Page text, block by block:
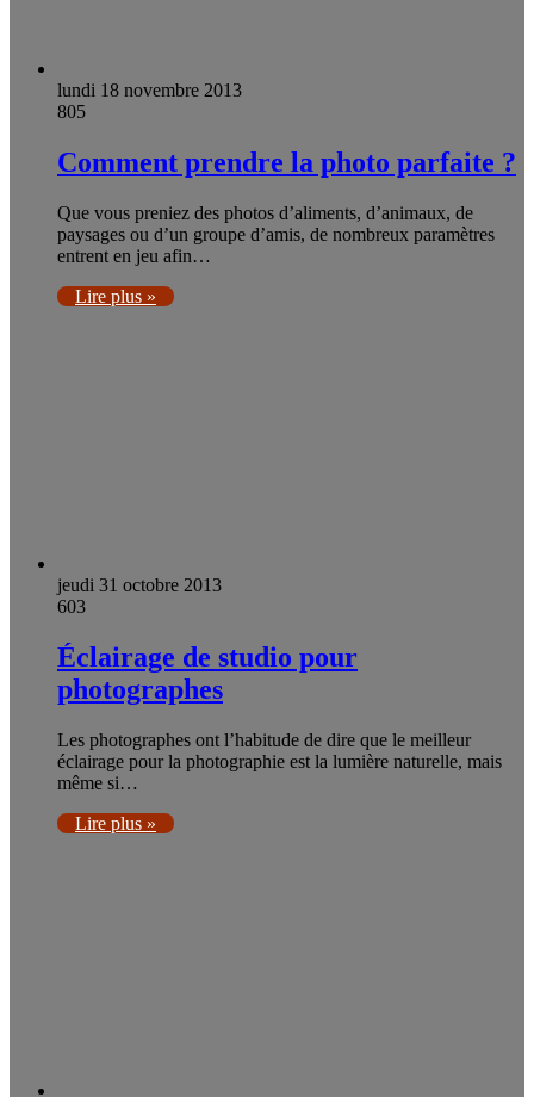
lundi 18 novembre 2013
805
Comment prendre la photo parfaite ?
Que vous preniez des photos d’aliments, d’animaux, de
paysages ou d’un groupe d’amis, de nombreux paramètres
entrent en jeu afin…
Lire plus »
jeudi 31 octobre 2013
603
Éclairage de studio pour
photographes
Les photographes ont l’habitude de dire que le meilleur
éclairage pour la photographie est la lumière naturelle, mais
même si…
Lire plus »